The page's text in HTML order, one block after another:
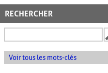
RECHERCHER
Voir tous les mots-clés